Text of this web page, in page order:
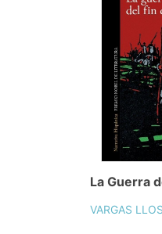
La Guerra
VARGAS